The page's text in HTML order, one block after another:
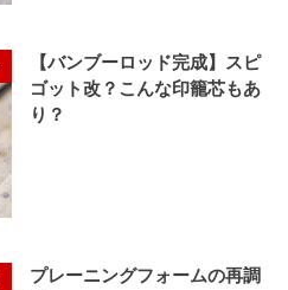
【バンブーロッド完成】スピ
ゴット改？こんな印籠芯もあ
り？
プレーニングフォームの再調